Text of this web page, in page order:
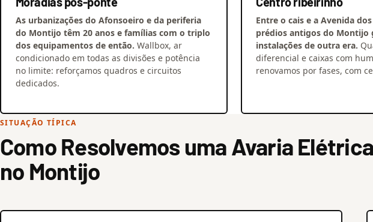
As urbanizações do Afonsoeiro e da periferia
do Montijo têm 20 anos e famílias com o triplo
dos equipamentos de então. Wallbox, ar
condicionado em todas as divisões e potência
no limite: reforçamos quadros e circuitos
dedicados.
Entre o cais e a Avenida
prédios antigos do Montijo
instalações de outra era.
diferencial e caixas com
renovamos por fases, com
SITUAÇÃO TÍPICA
Como Resolvemos uma Avaria Elétrica
no Montijo